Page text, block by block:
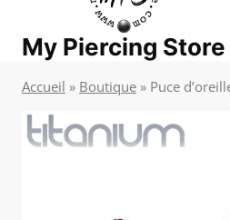
My Piercing Store
Accueil » Boutique » Puce